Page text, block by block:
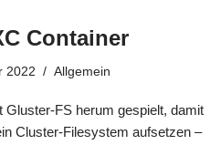
Container
2022 Allgemein
Gluster-FS herum gespielt, damit
Cluster-Filesystem aufsetzen –